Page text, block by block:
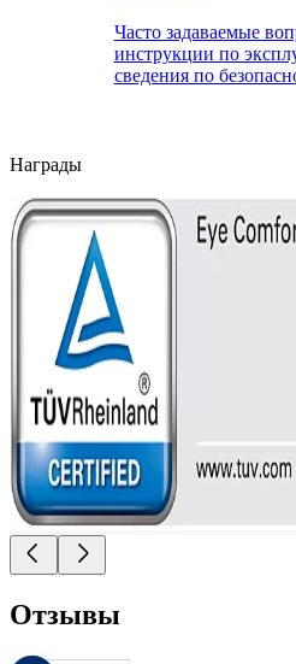
Часто задаваемые
инструкции по
сведения по
Награды
Отзывы